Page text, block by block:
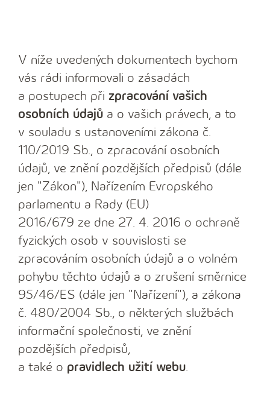
V níže uvedených dokumentech bychom
vás rádi informovali o zásadách
a postupech při zpracování vašich
osobních údajů a o vašich právech, a to
v souladu s ustanoveními zákona č.
110/2019 Sb., o zpracování osobních
údajů, ve znění pozdějších předpisů (dále
jen "Zákon"), Nařízením Evropského
parlamentu a Rady (EU)
2016/679 ze dne 27. 4. 2016 o ochraně
fyzických osob v souvislosti se
zpracováním osobních údajů a o volném
pohybu těchto údajů a o zrušení směrnice
95/46/ES (dále jen "Nařízení"), a zákona
č. 480/2004 Sb., o některých službách
informační společnosti, ve znění
pozdějších předpisů,
a také o pravidlech užití webu.